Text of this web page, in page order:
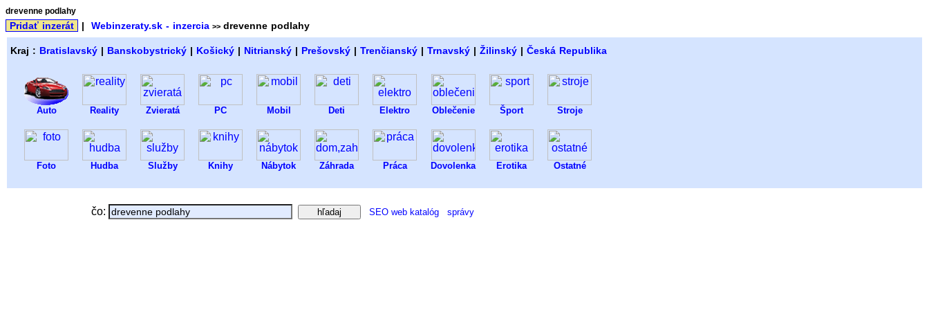
drevenne podlahy
Pridať inzerát | Webinzeraty.sk - inzercia >> drevenne podlahy
Kraj : Bratislavský | Banskobystrický | Košický | Nitrianský | Prešovský | Trenčianský | Trnavský | Žilinský | Česká Republika
Auto Reality Zvieratá PC Mobil Deti Elektro Oblečenie Šport Stroje
Foto Hudba Služby Knihy Nábytok Záhrada Práca Dovolenka Erotika Ostatné
čo: SEO web katalóg správy